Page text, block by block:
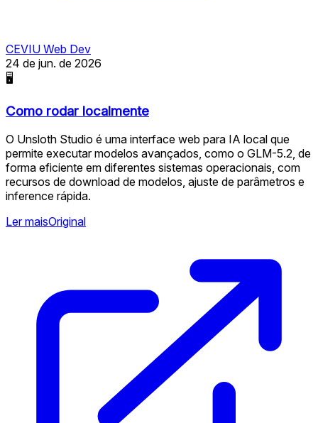
CEVIU Web Dev
24 de jun. de 2026
🖥
Como rodar localmente
O Unsloth Studio é uma interface web para IA local que
permite executar modelos avançados, como o GLM-5.2, de
forma eficiente em diferentes sistemas operacionais, com
recursos de download de modelos, ajuste de parâmetros e
inference rápida.
Ler maisOriginal